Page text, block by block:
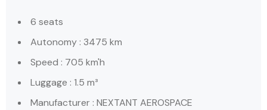
6 seats
Autonomy : 3475 km
Speed : 705 km'h
Luggage : 1.5 m³
Manufacturer : NEXTANT AEROSPACE